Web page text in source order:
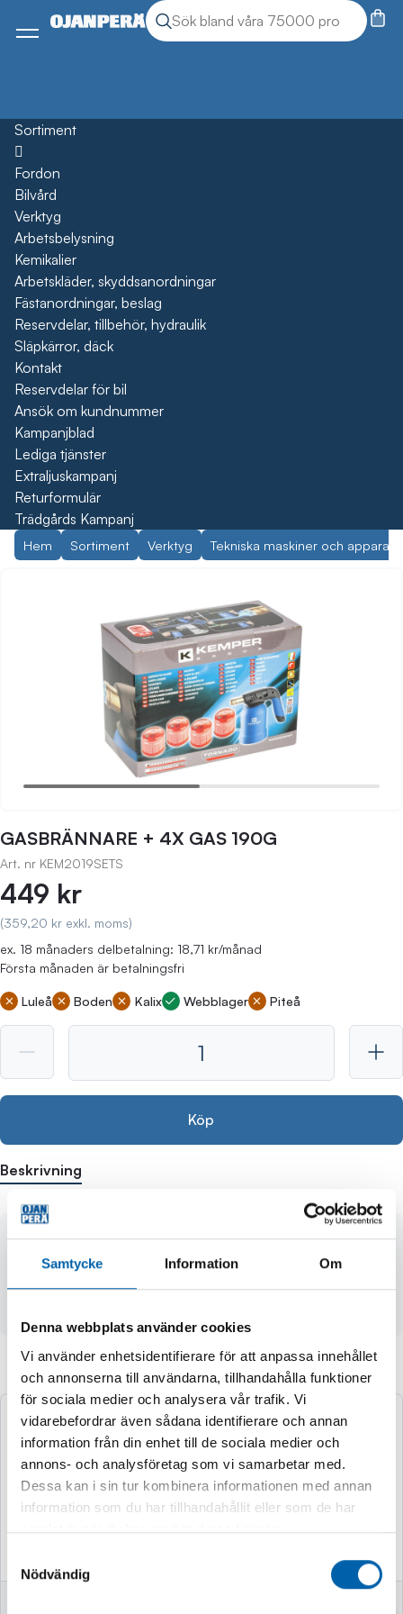
Samtycke Information Om
Denna webbplats använder cookies
Vi använder enhetsidentifierare för att anpassa innehållet
och annonserna till användarna, tillhandahålla funktioner
för sociala medier och analysera vår trafik. Vi
vidarebefordrar även sådana identifierare och annan
information från din enhet till de sociala medier och
annons- och analysföretag som vi samarbetar med.
Dessa kan i sin tur kombinera informationen med annan
information som du har tillhandahållit eller som de har
samlat in när du har använt deras tjänster.
Nödvändig
Sök produkter
Sök
Meny
Sortiment
Öppna
Fordon
Bilvård
Verktyg
Arbetsbelysning
Kemikalier
Arbetskläder, skyddsanordningar
Fästanordningar, beslag
Reservdelar, tillbehör, hydraulik
Släpkärror, däck
Kontakt
Reservdelar för bil
Ansök om kundnummer
Kampanjblad
Lediga tjänster
Extraljuskampanj
Returformulär
Trädgårds Kampanj
Hem Sortiment Verktyg Tekniska maskiner och
GASBRÄNNARE + 4X GAS 190G
Art. nr KEM2019SETS
449 kr
(359,20 kr exkl. moms)
ex. 18 månaders delbetalning: 18,71 kr/månad
Första månaden är betalningsfri
Luleå Boden Kalix Webblager Piteå
Köp
Beskrivning
- effekt 1540 W
- Piezo-tändning
- förbrukning 118 g/h
Andra köpte även